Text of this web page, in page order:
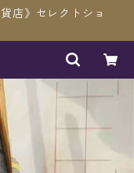
店》セレクトショ